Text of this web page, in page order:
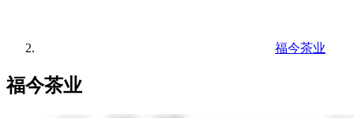
福今茶业
福今茶业